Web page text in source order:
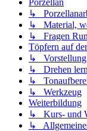
↳
↳ Material,
↳ Fragen
Töpfern auf
↳ Vorstellung
↳ Drehen
↳
↳ Werkzeug
Weiterbildung
↳ Kurs- und
↳